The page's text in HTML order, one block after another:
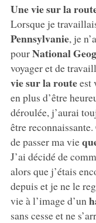
Une vie sur la
Lorsque je
Pennsylvanie, je
pourNational
voyager et de
vie sur la routeest
en plus d’être
déroulée, j’aurai
être
de passer ma vie
J’ai décidé de
alors que j’étais
depuis et je ne le
vie à l’image d’un
sans cesse et ne